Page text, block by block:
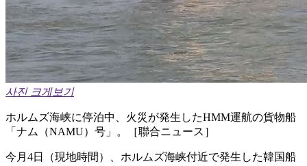
사진 크게보기
ホルムズ海峡に停泊中、火災が発生したHMM運航の貨物船
「ナム（NAMU）号」。［聯合ニュース］
今月4日（現地時間）、ホルムズ海峡付近で発生した韓国船